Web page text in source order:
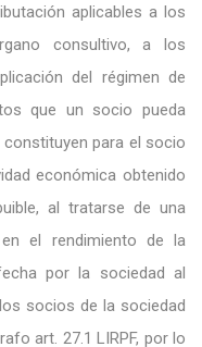
aplicables a los
consultivo, a los
del régimen de
que un socio pueda
para el socio
económica obtenido
al tratarse de una
el rendimiento de la
por la sociedad al
socios de la sociedad
art. 27.1 LIRPF, por lo